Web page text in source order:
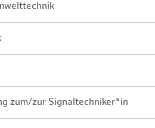
zum/zur Signaltechniker*in